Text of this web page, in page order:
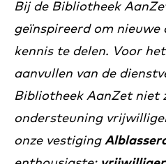
Bij de Bibliotheek
geïnspireerd om nieuwe
kennis te delen. Voor
aanvullen van de
Bibliotheek AanZet niet
ondersteuning
onze vestiging